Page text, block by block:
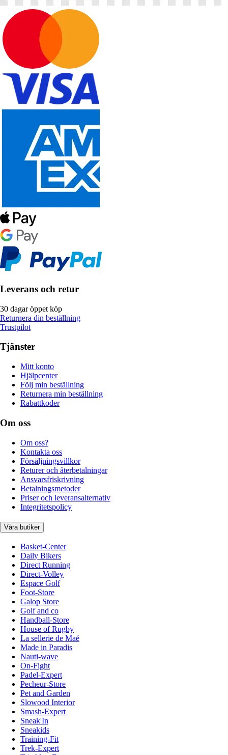
Leverans och retur
30 dagar öppet köp
Returnera din beställning
Trustpilot
Tjänster
Mitt konto
Hjälpcenter
Följ min beställning
Returnera min beställning
Rabattkoder
Om oss
Om oss?
Kontakta oss
Försäljningsvillkor
Returer och återbetalningar
Ansvarsfriskrivning
Betalningsmetoder
Priser och leveransalternativ
Integritetspolicy
Våra butiker
Basket-Center
Daily Bikers
Direct Running
Direct-Volley
Espace Golf
Foot-Store
Galop Store
Golf and co
Handball-Store
House of Rugby
La sellerie de Maé
Made in Paradis
Nauti-wave
On-Fight
Padel-Expert
Pecheur-Store
Pet and Garden
Slowood Interior
Smash-Expert
Sneak'In
Sneakids
Training-Fit
Trek-Expert